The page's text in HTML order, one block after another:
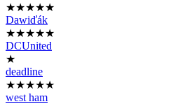
★★★★★
Dawiďák
★★★★★
DCUnited
★
deadline
★★★★★
west ham